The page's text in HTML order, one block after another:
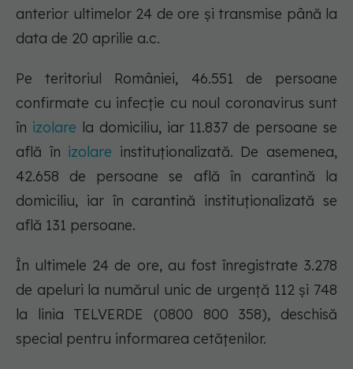
anterior ultimelor 24 de ore și transmise până la
data de 20 aprilie a.c.
Pe teritoriul României, 46.551 de persoane
confirmate cu infecție cu noul coronavirus sunt
în izolare la domiciliu, iar 11.837 de persoane se
află în izolare instituționalizată. De asemenea,
42.658 de persoane se află în carantină la
domiciliu, iar în carantină instituționalizată se
află 131 persoane.
În ultimele 24 de ore, au fost înregistrate 3.278
de apeluri la numărul unic de urgență 112 și 748
la linia TELVERDE (0800 800 358), deschisă
special pentru informarea cetățenilor.